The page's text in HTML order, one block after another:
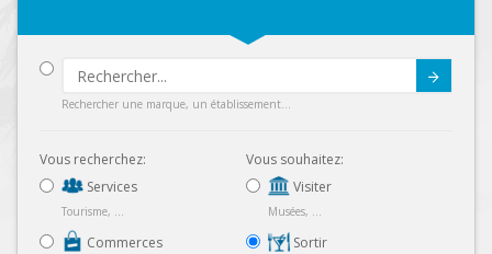
Rechercher une marque, un établissement...
Vous recherchez:
Services
Tourisme, ...
Commerces
Vous souhaitez:
Visiter
Musées, ...
Sortir